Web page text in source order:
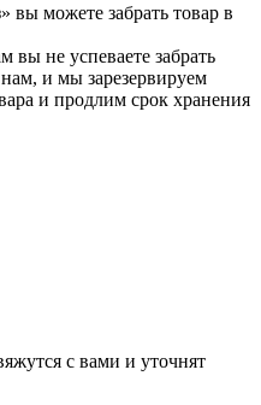
можете забрать товар в
не успеваете забрать
и мы зарезервируем
и продлим срок хранения
с вами и уточнят